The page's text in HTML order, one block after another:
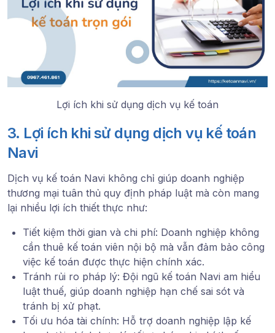
Lợi ích khi sử dụng dịch vụ kế toán
3. Lợi ích khi sử dụng dịch vụ kế toán
Navi
Dịch vụ kế toán Navi không chỉ giúp doanh nghiệp
thương mại tuân thủ quy định pháp luật mà còn mang
lại nhiều lợi ích thiết thực như:
Tiết kiệm thời gian và chi phí: Doanh nghiệp không
cần thuê kế toán viên nội bộ mà vẫn đảm bảo công
việc kế toán được thực hiện chính xác.
Tránh rủi ro pháp lý: Đội ngũ kế toán Navi am hiểu
luật thuế, giúp doanh nghiệp hạn chế sai sót và
tránh bị xử phạt.
Tối ưu hóa tài chính: Hỗ trợ doanh nghiệp lập kế